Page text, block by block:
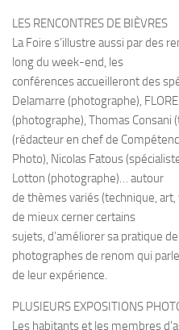
LES RENCONTRES DE BIÈVRES
La Foire s’illustre aussi par des
long du week-end, les
conférences accueilleront des
Delamarre (photographe), FLORE
(photographe), Thomas Consani
(rédacteur en chef de
Photo), Nicolas Fatous
Lotton (photographe)… autour
de thèmes variés (technique, art,
de mieux cerner certains
sujets, d’améliorer sa pratique
photographes de renom qui
de leur expérience.
PLUSIEURS EXPOSITIONS
Les habitants et les membres